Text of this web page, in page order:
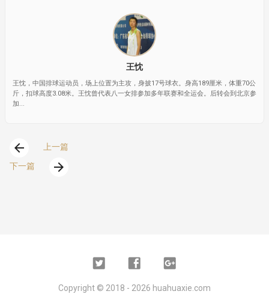
王忱
王忱，中国排球运动员，场上位置为主攻，身披17号球衣。身高189厘米，体重70公
斤，扣球高度3.08米。王忱曾代表八一女排参加多年联赛和全运会。后转会到北京参
加...
arrow_back
上一篇
下一篇
arrow_forward
Twitter FacebookGoogle
Copyright © 2018 - 2026 huahuaxie.com